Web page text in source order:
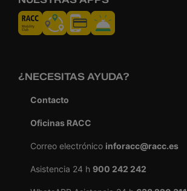
¿NECESITAS AYUDA?
Contacto
Oficinas RACC
Correo electrónico inforacc@racc.es
Asistencia 24 h 900 242 242